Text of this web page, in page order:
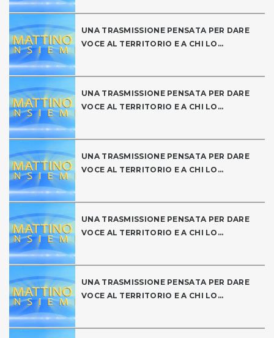
UNA TRASMISSIONE PENSATA PER DARE
VOCE AL TERRITORIO E A CHI LO...
UNA TRASMISSIONE PENSATA PER DARE
VOCE AL TERRITORIO E A CHI LO...
UNA TRASMISSIONE PENSATA PER DARE
VOCE AL TERRITORIO E A CHI LO...
UNA TRASMISSIONE PENSATA PER DARE
VOCE AL TERRITORIO E A CHI LO...
UNA TRASMISSIONE PENSATA PER DARE
VOCE AL TERRITORIO E A CHI LO...